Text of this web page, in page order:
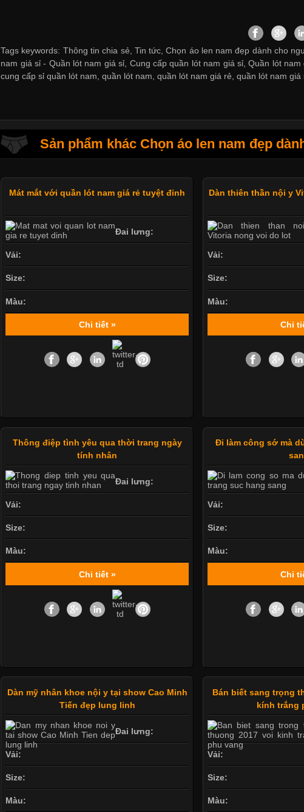
Tags keywords: Thông tin chia sẻ, Tin tức, Chọn áo len nam đẹp dành cho
nam giá sỉ - Quần lót nam giá sỉ, Cung cấp quần lót nam giá sỉ,Quần lót nam
cung cấp sỉ quần lót nam,quần lót nam,quần lót nam giá rẻ,quần lót nam giá
Sản phẩm khác Chọn áo len nam đẹp
Mát mắt với quần lót nam giá rẻ tuyệt đỉnh
Đai lưng:
Vải:
Size:
Màu:
Chi tiết »
Dàn thiên thần nội y
Vải:
Size:
Màu:
Chi
Thông điệp tình yêu qua thời trang ngày
tính nhân
Đai lưng:
Vải:
Size:
Màu:
Chi tiết »
Đi làm công sớ mà
Vải:
Size:
Màu:
Chi
Dàn mỹ nhân khoe nội y tại show Cao Minh
Tiến đẹp lung linh
Đai lưng:
Vải:
Size:
Màu:
Bán biết sang trọng
kính trắng
Vải:
Size:
Màu: